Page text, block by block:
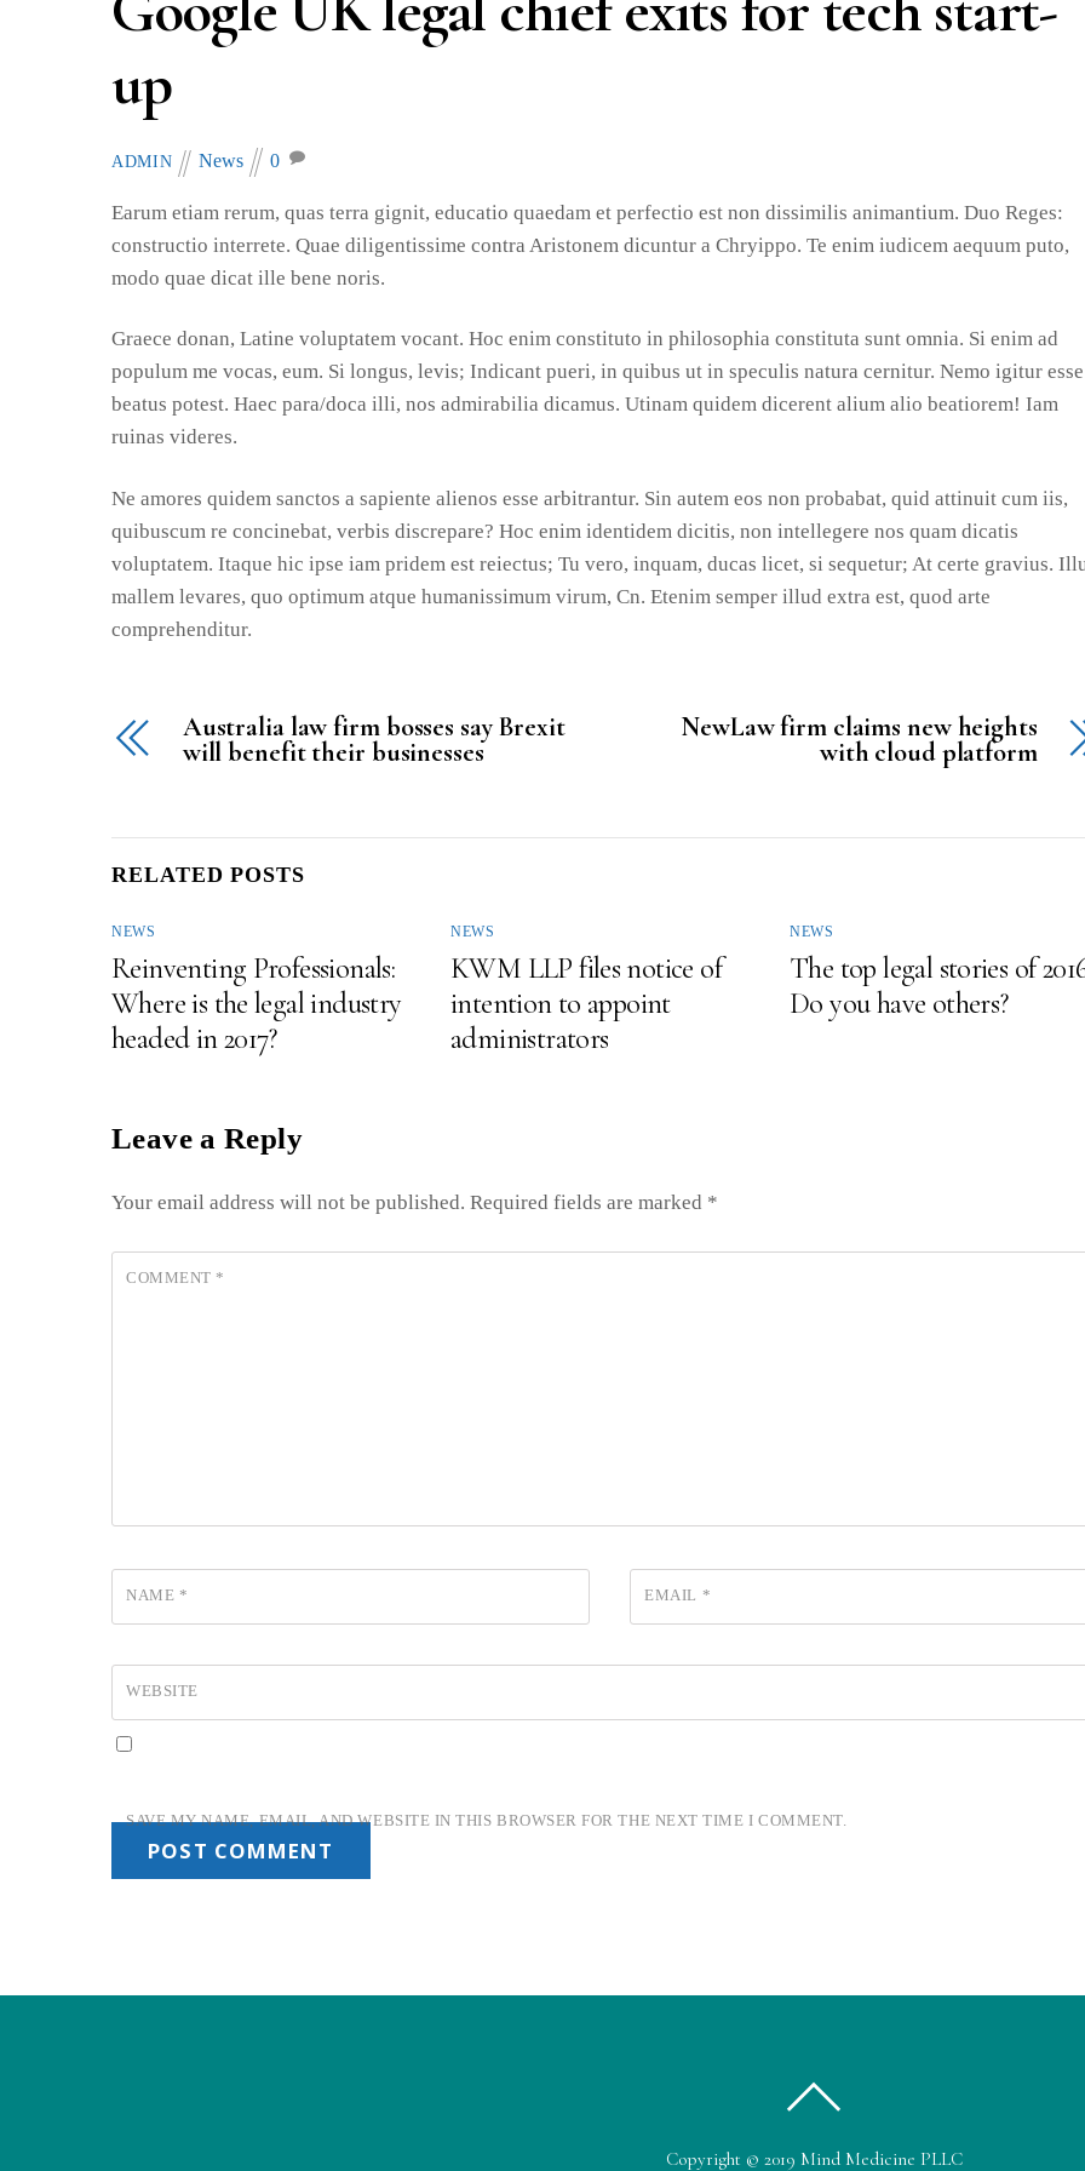
up
ADMIN News 0
Earum etiam rerum, quas terra gignit, educatio quaedam et perfectio est non dissimilis animantium. Duo Reges:
constructio interrete. Quae diligentissime contra Aristonem dicuntur a Chryippo. Te enim iudicem aequum puto,
modo quae dicat ille bene noris.
Graece donan, Latine voluptatem vocant. Hoc enim constituto in philosophia constituta sunt omnia. Si enim ad
populum me vocas, eum. Si longus, levis; Indicant pueri, in quibus ut in speculis natura cernitur. Nemo igitur esse
beatus potest. Haec para/doca illi, nos admirabilia dicamus. Utinam quidem dicerent alium alio beatiorem! Iam
ruinas videres.
Ne amores quidem sanctos a sapiente alienos esse arbitrantur. Sin autem eos non probabat, quid attinuit cum iis,
quibuscum re concinebat, verbis discrepare? Hoc enim identidem dicitis, non intellegere nos quam dicatis
voluptatem. Itaque hic ipse iam pridem est reiectus; Tu vero, inquam, ducas licet, si sequetur; At certe gravius.
mallem levares, quo optimum atque humanissimum virum, Cn. Etenim semper illud extra est, quod arte
comprehenditur.
Australia law firm bosses say Brexit
will benefit their businesses
NewLaw firm claims new heights
with cloud platform
RELATED POSTS
NEWS
Reinventing Professionals:
Where is the legal industry
headed in 2017?
NEWS
KWM LLP files notice of
intention to appoint
administrators
NEWS
The top legal stories of
Do you have others?
Leave a Reply
Your email address will not be published. Required fields are marked *
COMMENT *
NAME * EMAIL *
WEBSITE
SAVE MY NAME, EMAIL, AND WEBSITE IN THIS BROWSER FOR THE NEXT TIME I COMMENT.
Copyright © 2019 Mind Medicine PLLC